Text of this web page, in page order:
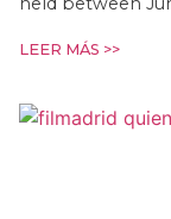
LEER MÁS >>